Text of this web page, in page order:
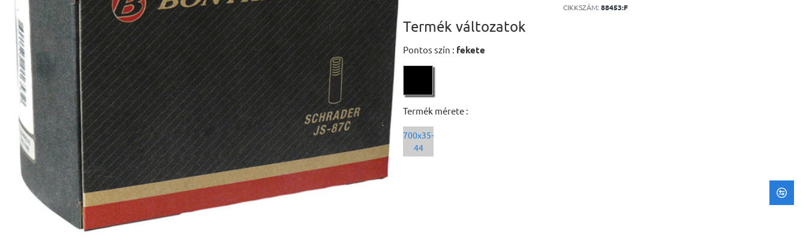
CIKKSZÁM: 88453:F
Termék változatok
Pontos szín : fekete
Termék mérete :
700x35-
44